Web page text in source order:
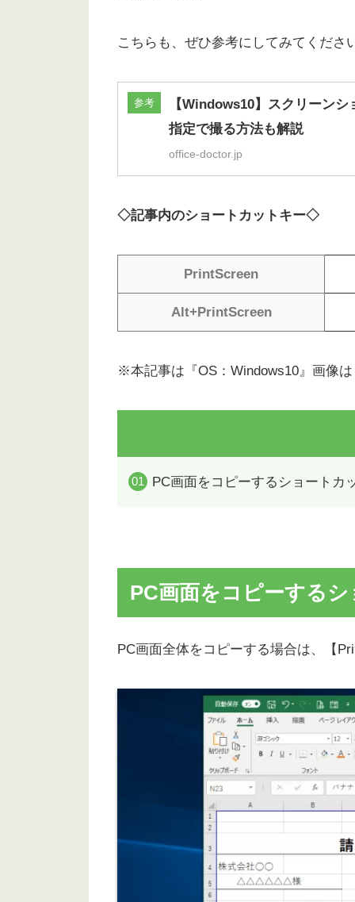
こちらも、ぜひ参考にしてみてくださ
参考
【Windows10】スクリーン
指定で撮る方法も解説
office-doctor.jp
◇記事内のショートカットキー◇
PrintScreen
Alt+PrintScreen
※本記事は『OS：Windows10』画像
PC画面をコピーするショートカ
PC画面をコピーする
PC画面全体をコピーする場合は、【